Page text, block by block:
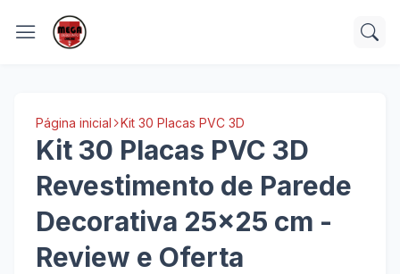
Página inicial Kit 30 Placas PVC 3D
Kit 30 Placas PVC 3D
Revestimento de Parede
Decorativa 25x25 cm -
Review e Oferta